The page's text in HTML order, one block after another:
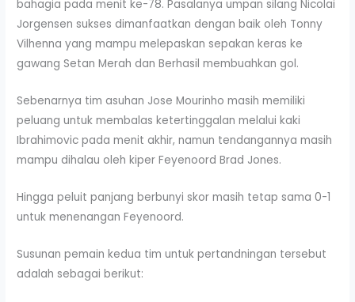
bahagia pada menit ke-78. Pasalanya umpan silang Nicolai
Jorgensen sukses dimanfaatkan dengan baik oleh Tonny
Vilhenna yang mampu melepaskan sepakan keras ke
gawang Setan Merah dan Berhasil membuahkan gol.
Sebenarnya tim asuhan Jose Mourinho masih memiliki
peluang untuk membalas ketertinggalan melalui kaki
Ibrahimovic pada menit akhir, namun tendangannya masih
mampu dihalau oleh kiper Feyenoord Brad Jones.
Hingga peluit panjang berbunyi skor masih tetap sama 0-1
untuk menenangan Feyenoord.
Susunan pemain kedua tim untuk pertandningan tersebut
adalah sebagai berikut: